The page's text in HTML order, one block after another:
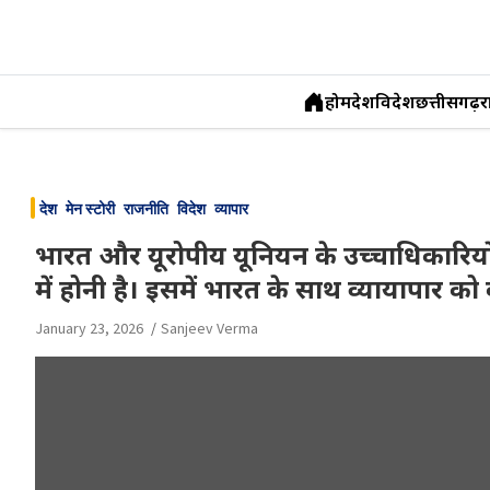
content
होमदेशविदेशछत्तीसगढ़
देश मेन स्टोरी राजनीति विदेश व्यापार
भारत और यूरोपीय यूनियन के
में होनी है। इसमें भारत के साथ व्यायापार
January 23, 2026 Sanjeev Verma